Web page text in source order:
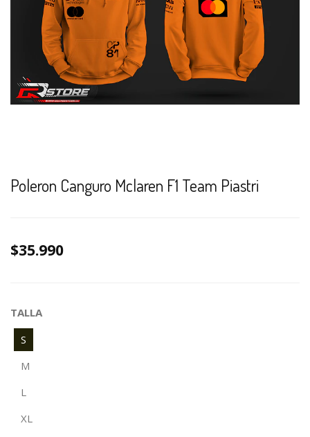
Poleron Canguro Mclaren F1 Team Piastri
$35.990
TALLA
S
M
L
XL